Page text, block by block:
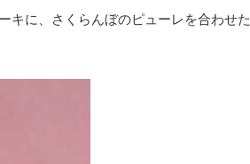
キに、さくらんぼのピューレを合わせた